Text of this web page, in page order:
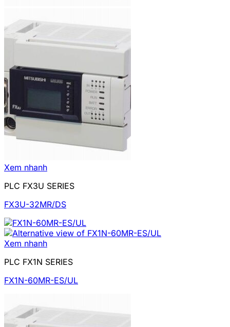
Xem nhanh
PLC FX3U SERIES
FX3U-32MR/DS
Xem nhanh
PLC FX1N SERIES
FX1N-60MR-ES/UL